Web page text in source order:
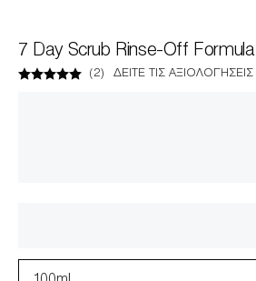
7 Day Scrub Rinse-Off Formula
(2) ΔΕΊΤΕ ΤΙΣ ΑΞΙΟΛΟΓΉΣΕΙΣ